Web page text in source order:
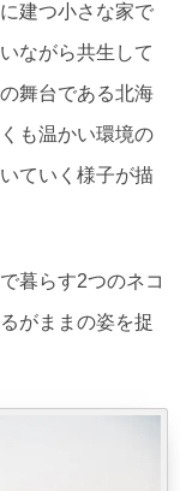
建つ小さな家で
ながら共生して
舞台である北海
も温かい環境の
ていく様子が描
暮らす2つのネコ
がままの姿を捉